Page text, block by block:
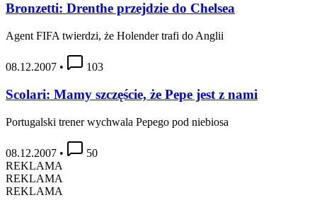
Bronzetti: Drenthe przejdzie do Chelsea
Agent FIFA twierdzi, że Holender trafi do Anglii
08.12.2007 • 103
Scolari: Mamy szczęście, że Pepe jest z nami
Portugalski trener wychwala Pepego pod niebiosa
08.12.2007 •
50
REKLAMA
REKLAMA
REKLAMA